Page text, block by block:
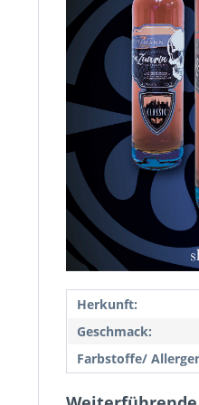
Herkunft:
Geschmack:
Farbstoffe/